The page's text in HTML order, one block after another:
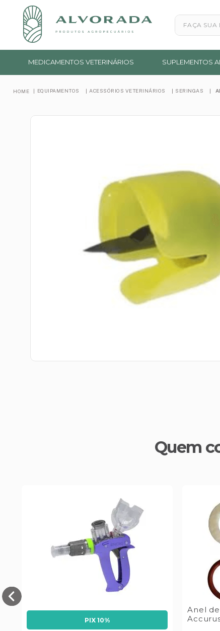
Faça sua
MEDICAMENTOS VETERINÁRIOS SUPLEMENTOS
EQUIPAMENTOS ACESSÓRIOS VETERINÁRIOS SERINGAS
Quem
PIX 10%
Anel